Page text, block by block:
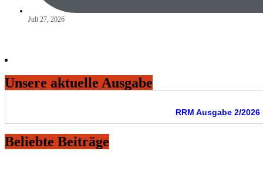
Juli 27, 2026
Unsere aktuelle Ausgabe
RRM Ausgabe 2/2026
Beliebte Beiträge